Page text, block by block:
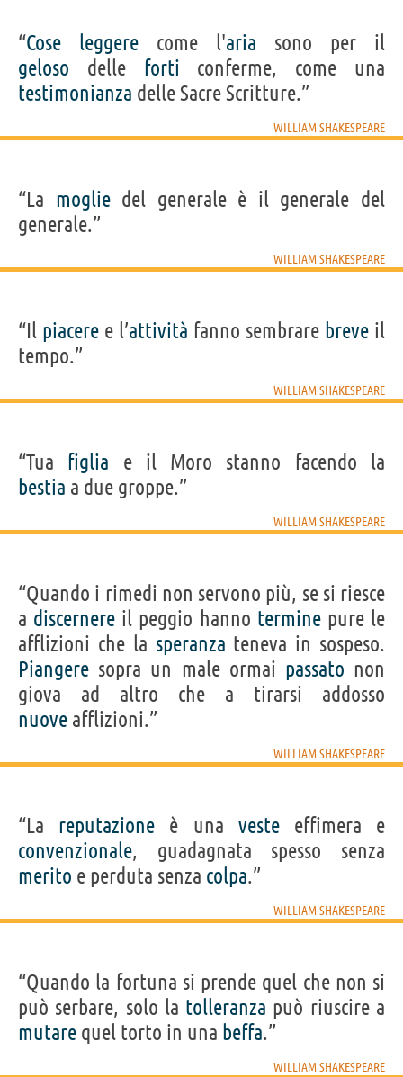
“Cose leggere come l'aria sono per il
geloso delle forti conferme, come una
testimonianza delle Sacre Scritture.”
WILLIAM SHAKESPEARE
“La mogliedel generale è il generale del
generale.”
WILLIAM SHAKESPEARE
“Il piacere e l’attività fanno sembrare breve il
tempo.”
WILLIAM SHAKESPEARE
“Tua figlia e il Moro stanno facendo la
bestia a due groppe.”
WILLIAM SHAKESPEARE
“Quando i rimedi non servono più, se si riesce
a discernere il peggio hanno terminepure le
afflizioni che la speranza teneva in sospeso.
Piangere sopra un male ormai passato non
giova ad altro che a tirarsi addosso
nuove afflizioni.”
WILLIAM SHAKESPEARE
“La reputazione è una vesteeffimera e
convenzionale, guadagnata spesso senza
merito e perduta senza colpa.”
WILLIAM SHAKESPEARE
“Quando la fortuna si prende quel che non si
può serbare, solo la tolleranza può riuscire a
mutare quel torto in una beffa.”
WILLIAM SHAKESPEARE